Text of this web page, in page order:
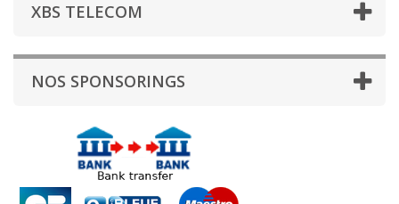
XBS TELECOM
NOS SPONSORINGS